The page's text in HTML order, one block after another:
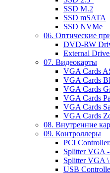
SSD M.2
SSD mSATA
SSD NVMe
06. Оптические
DVD-RW
External
07. Видеокарты
VGA Cards
VGA Cards
VGA Cards
VGA Cards
VGA Cards
VGA Cards
08. Внутренние
09. Контроллеры
PCI
Splitter VGA
Splitter VGA
USB